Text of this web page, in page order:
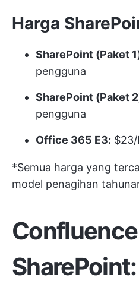
Harga
SharePoint (Paket
pengguna
SharePoint (Paket
pengguna
Office 365 E3:
*Semua harga yang
model penagihan